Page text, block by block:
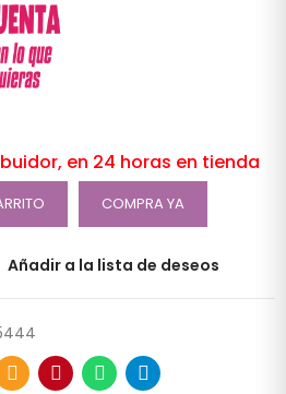
en 24 horas en tienda
COMPRA YA
Añadir a la lista de deseos